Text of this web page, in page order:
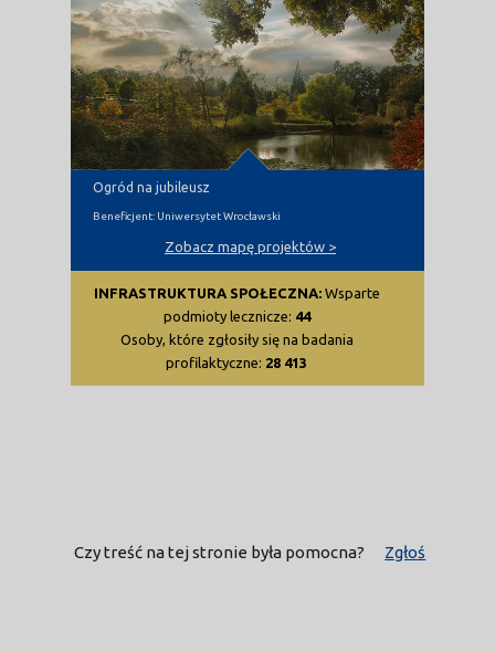
Ogród na jubileusz
Beneficjent: Uniwersytet Wrocławski
Zobacz mapę projektów >
INFRASTRUKTURA SPOŁECZNA:Wsparte
podmioty lecznicze: 44
Osoby, które zgłosiły się na badania
profilaktyczne: 28 413
Czy treść na tej stronie była pomocna? Zgłoś